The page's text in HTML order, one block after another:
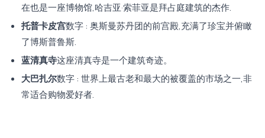
在也是一座博物馆,哈吉亚·索菲亚是拜占庭建筑的杰作.
托普卡皮宫数字 : 奥斯曼苏丹团的前宫殿,充满了珍宝并俯瞰
了博斯普鲁斯.
蓝清真寺这座清真寺是一个建筑奇迹。
大巴扎尔数字 : 世界上最古老和最大的被覆盖的市场之一,非
常适合购物爱好者.